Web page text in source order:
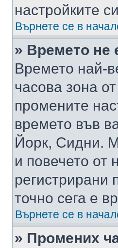
настройките
Върнете се в
» Времето не
Времето най-
часова зона
промените
времето във
Йорк, Сидни.
и повечето от
регистрирани
точно сега е
Върнете се в
» Промених